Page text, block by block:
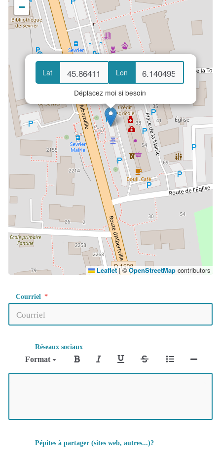
Lat Lon
Déplacez moi si besoin
−
Leaflet |©OpenStreetMap contributors
Courriel
Réseaux sociaux
Format
Pépites à partager (sites web, autres...)?